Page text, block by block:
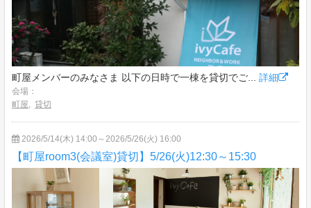
町屋メンバーのみなさま 以下の日時で一棟を貸切でご... 詳細
会場：
町屋, 貸切
2026/5/14(木) 14:00～2026/5/26(火) 16:00
【町屋room3(会議室)貸切】5/26(火)12:30～15:30